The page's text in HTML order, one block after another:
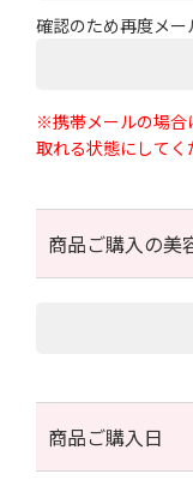
確認のため再度メー
※携帯メールの場合
取れる状態にしてく
商品ご購入の美
商品ご購入日